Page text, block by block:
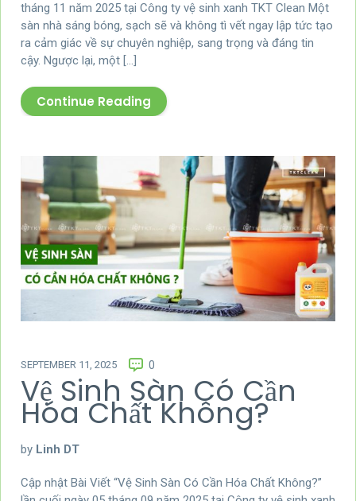
tháng 11 năm 2025 tại Công ty vệ sinh xanh TKT Clean Một
sàn nhà sáng bóng, sạch sẽ và không tì vết ngay lập tức tạo
ra cảm giác về sự chuyên nghiệp, sang trọng và đáng tin
cậy. Ngược lại, một […]
Continue Reading
SEPTEMBER 11, 2025 0
Vệ Sinh Sàn Có Cần
Hóa Chất Không?
by Linh DT
Cập nhật Bài Viết “Vệ Sinh Sàn Có Cần Hóa Chất Không?”